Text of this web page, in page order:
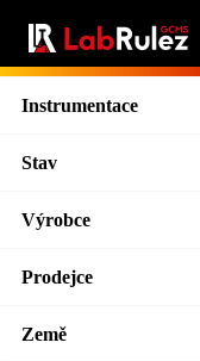
Instrumentace
Stav
Výrobce
Prodejce
Země